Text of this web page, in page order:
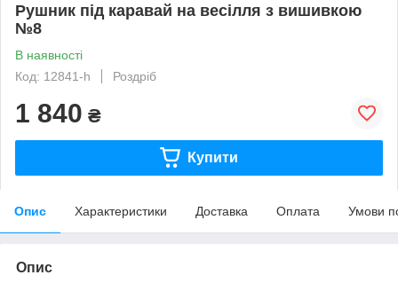
Рушник під каравай на весілля з вишивкою
№8
В наявності
Код: 12841-h
Роздріб
1 840 ₴
Купити
Опис Характеристики Доставка Оплата Умови
Опис